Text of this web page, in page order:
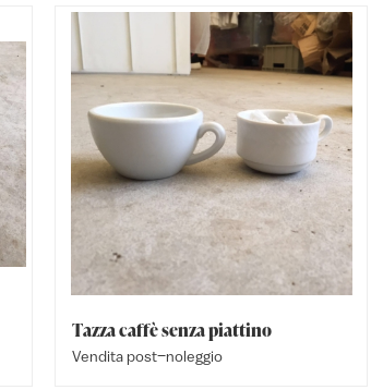
Tazza caffè senza piattino
Vendita post–noleggio